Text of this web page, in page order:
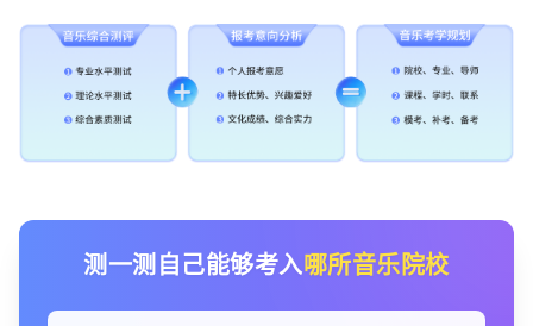
测一测自己能够考入哪所音乐院校